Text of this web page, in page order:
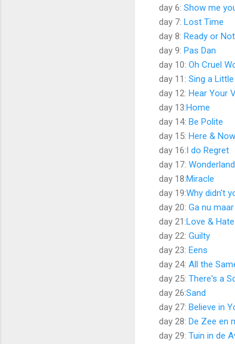
day 6: Show me
day 7: Lost Time
day 8: Ready or
day 9: Pas Dan
day 10: Oh Cruel
day 11: Sing a
day 12: Hear Your
day 13:Home
day 14: Be Polite
day 15: Here & Now
day 16: I do Regret
day 17: Wonderland
day 18:Miracle
day 19:Why didn't
day 20: Ga nu
day 21:Love & Hate
day 22: Guilty
day 23: Eens
day 24: All the
day 25: There's a
day 26:Sand
day 27: Believe in
day 28: De Zee en
day 29: Tuin in de